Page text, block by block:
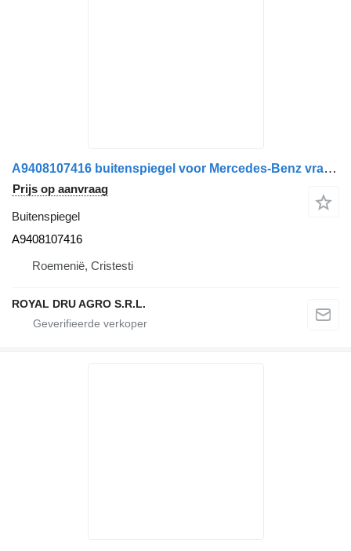
A9408107416 buitenspiegel voor Mercedes-Benz vrachtwagen
Prijs op aanvraag
Buitenspiegel
A9408107416
Roemenië, Cristesti
ROYAL DRU AGRO S.R.L.